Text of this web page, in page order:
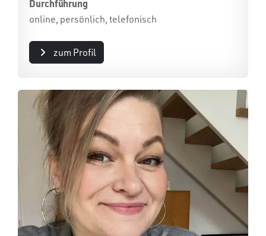
Durchführung
online, persönlich, telefonisch
zum Profil